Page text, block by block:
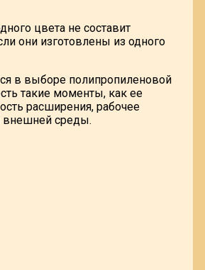
цвета не составит
они изготовлены из одного
в выборе полипропиленовой
такие моменты, как ее
расширения, рабочее
внешней среды.